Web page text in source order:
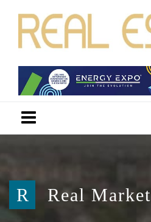
R Real Market